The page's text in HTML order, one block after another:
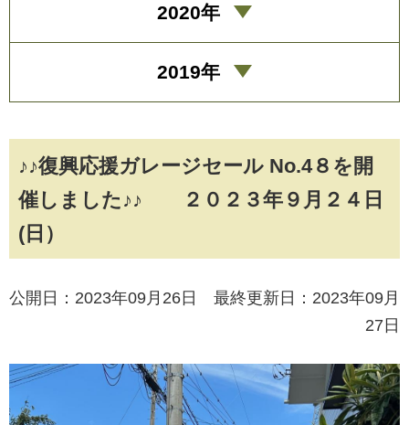
♪♪復興応援ガレージセール No.4８を開
催しました♪♪ ２０２３年９月２４日
(日）
公開日：2023年09月26日 最終更新日：2023年09月
27日
2020年
2019年